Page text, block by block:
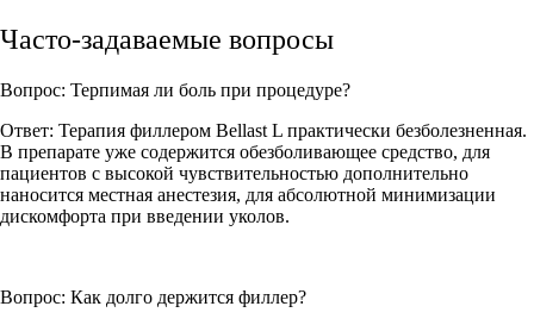
Часто-задаваемые вопросы
Вопрос: Терпимая ли боль при процедуре?
Ответ: Терапия филлером Bellast L практически безболезненная.
В препарате уже содержится обезболивающее средство, для
пациентов с высокой чувствительностью дополнительно
наносится местная анестезия, для абсолютной минимизации
дискомфорта при введении уколов.
Вопрос: Как долго держится филлер?